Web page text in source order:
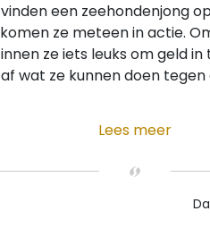
een zeehondenjong
ze meteen in actie.
ze iets leuks om geld in
wat ze kunnen doen tegen
Lees meer